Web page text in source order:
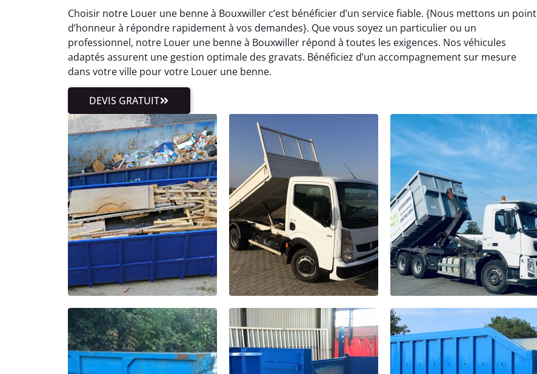
Choisir notre Louer une benne à Bouxwiller c’est bénéficier d’un service fiable. {Nous mettons un point
d’honneur à répondre rapidement à vos demandes}. Que vous soyez un particulier ou un
professionnel, notre Louer une benne à Bouxwiller répond à toutes les exigences. Nos véhicules
adaptés assurent une gestion optimale des gravats. Bénéficiez d’un accompagnement sur mesure
dans votre ville pour votre Louer une benne.
DEVIS GRATUIT